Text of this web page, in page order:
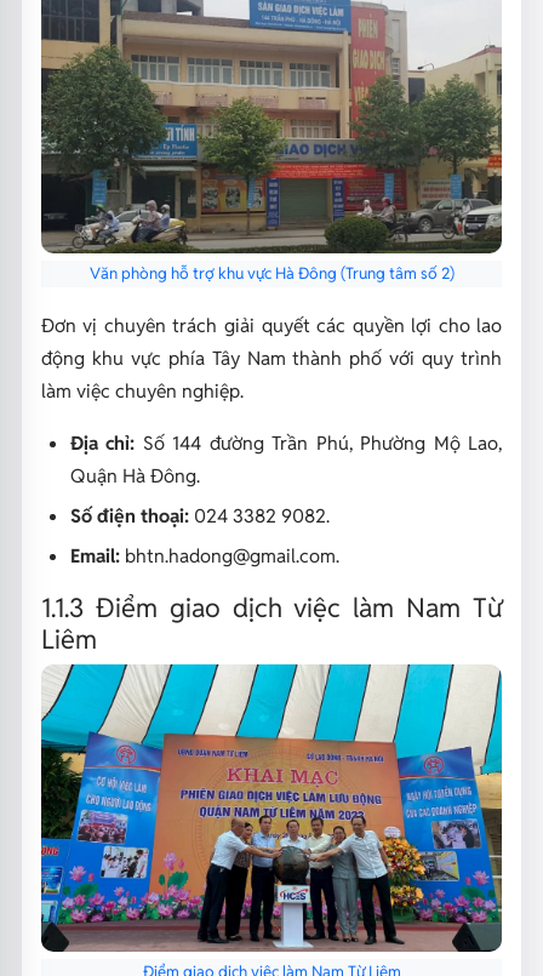
Văn phòng hỗ trợ khu vực Hà Đông (Trung tâm số 2)
Đơn vị chuyên trách giải quyết các quyền lợi cho lao
động khu vực phía Tây Nam thành phố với quy trình
làm việc chuyên nghiệp.
Địa chỉ: Số 144 đường Trần Phú, Phường Mộ Lao,
Quận Hà Đông.
Số điện thoại:024 3382 9082.
Email:bhtn.hadong@gmail.com.
1.1.3 Điểm giao dịch việc làm Nam Từ
Liêm